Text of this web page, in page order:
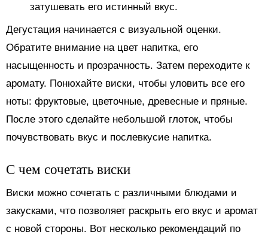
затушевать его истинный вкус.
Дегустация начинается с визуальной оценки.
Обратите внимание на цвет напитка, его
насыщенность и прозрачность. Затем переходите к
аромату. Понюхайте виски, чтобы уловить все его
ноты: фруктовые, цветочные, древесные и пряные.
После этого сделайте небольшой глоток, чтобы
почувствовать вкус и послевкусие напитка.
С чем сочетать виски
Виски можно сочетать с различными блюдами и
закусками, что позволяет раскрыть его вкус и аромат
с новой стороны. Вот несколько рекомендаций по